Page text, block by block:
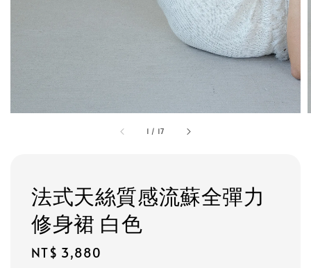
1 / 17
法式天絲質感流蘇全彈力
修身裙 白色
Regular
NT$ 3,880